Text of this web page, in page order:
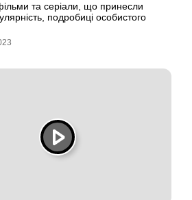
та серіали, що принесли
подробиці особистого